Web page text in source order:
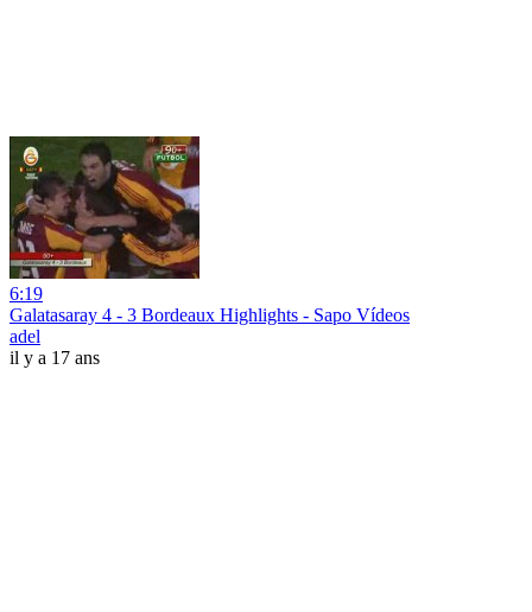
6:19
Galatasaray 4 - 3 Bordeaux Highlights - Sapo Vídeos
adel
il y a 17 ans